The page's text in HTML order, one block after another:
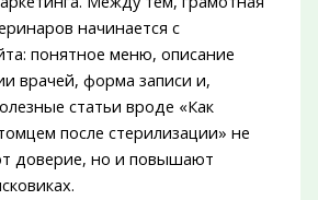
начинается с
понятное меню, описание
врачей, форма записи и,
статьи вроде «Как
после стерилизации» не
доверие, но и повышают